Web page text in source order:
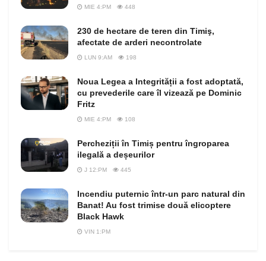
MIE 4:PM 448
230 de hectare de teren din Timiş,
afectate de arderi necontrolate
LUN 9:AM 198
Noua Legea a Integrității a fost adoptată,
cu prevederile care îl vizează pe Dominic
Fritz
MIE 4:PM 108
Percheziții în Timiș pentru îngroparea
ilegală a deșeurilor
J 12:PM 445
Incendiu puternic într-un parc natural din
Banat! Au fost trimise două elicoptere
Black Hawk
VIN 1:PM